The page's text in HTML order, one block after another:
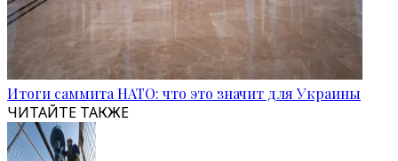
Итоги саммита НАТО: что это значит для Украины
ЧИТАЙТЕ ТАКЖЕ